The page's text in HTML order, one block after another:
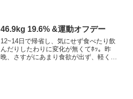
46.9kg 19.6% &運動オフデー
12~14日で帰省し、気にせず食べたり飲
んだりしたわりに変化が無くてﾎｯ。昨
晩、さすがにあまり食欲が出ず、軽く済